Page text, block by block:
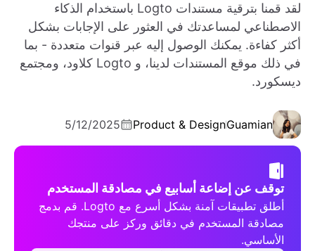
لقد قمنا بترقية مستندات Logto باستخدام الذكاء
الاصطناعي لمساعدتك في العثور على الإجابات بشكل
أكثر كفاءة. يمكنك الوصول إليه عبر قنوات متعددة - بما
في ذلك موقع المستندات لدينا، و Logto كلاود، ومجتمع
ديسكورد.
Guamian
Product & Design
5/12/2025
توقف عن إضاعة أسابيع في مصادقة المستخدم
أطلق تطبيقات آمنة بشكل أسرع مع Logto. قم بدمج
مصادقة المستخدم في دقائق وركز على منتجك
الأساسي.